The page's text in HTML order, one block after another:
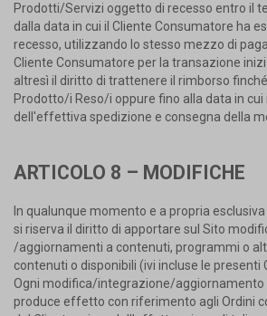
Prodotti/Servizi oggetto di recesso entro il
dalla data in cui il Cliente Consumatore ha
recesso, utilizzando lo stesso mezzo di
Cliente Consumatore per la transazione
altresì il diritto di trattenere il rimborso
Prodotto/i Reso/i oppure fino alla data in cui
dell'effettiva spedizione e consegna della
ARTICOLO 8 – MODIFICHE
In qualunque momento e a propria
si riserva il diritto di apportare sul Sito
/aggiornamenti a contenuti, programmi o
contenuti o disponibili (ivi incluse le presenti
Ogni modifica/integrazione/aggiornamento
produce effetto con riferimento agli Ordini